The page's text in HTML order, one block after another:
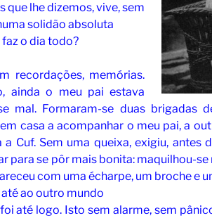
que lhe dizemos, vive, sem
solidão absoluta
faz o dia todo?
recordações, memórias.
ainda o meu pai estava
mal. Formaram-se duas brigadas
casa a acompanhar o meu pai, a
Cuf. Sem uma queixa, exigiu, antes
para se pôr mais bonita: maquilhou-se
com uma écharpe, um broche e
ao outro mundo
até logo. Isto sem alarme, sem